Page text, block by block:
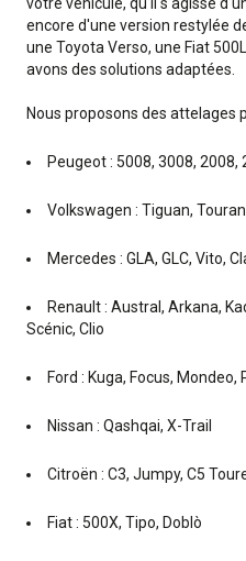
encore d'une version restylée
une Toyota Verso, une Fiat
avons des solutions adaptées.
Nous proposons des attelages
Peugeot : 5008, 3008, 2008,
Volkswagen : Tiguan,
Mercedes : GLA, GLC, Vito,
Renault : Austral, Arkana,
Scénic, Clio
Ford : Kuga, Focus, Mondeo,
Nissan : Qashqai, X-Trail
Citroën : C3, Jumpy, C5
Fiat : 500X, Tipo, Doblò